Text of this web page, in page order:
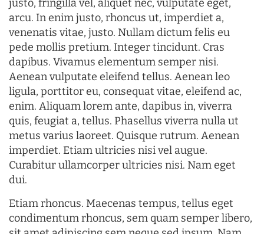
justo, fringilla vel, aliquet nec, vulputate eget,
arcu. In enim justo, rhoncus ut, imperdiet a,
venenatis vitae, justo. Nullam dictum felis eu
pede mollis pretium. Integer tincidunt. Cras
dapibus. Vivamus elementum semper nisi.
Aenean vulputate eleifend tellus. Aenean leo
ligula, porttitor eu, consequat vitae, eleifend ac,
enim. Aliquam lorem ante, dapibus in, viverra
quis, feugiat a, tellus. Phasellus viverra nulla ut
metus varius laoreet. Quisque rutrum. Aenean
imperdiet. Etiam ultricies nisi vel augue.
Curabitur ullamcorper ultricies nisi. Nam eget
dui.
Etiam rhoncus. Maecenas tempus, tellus eget
condimentum rhoncus, sem quam semper libero,